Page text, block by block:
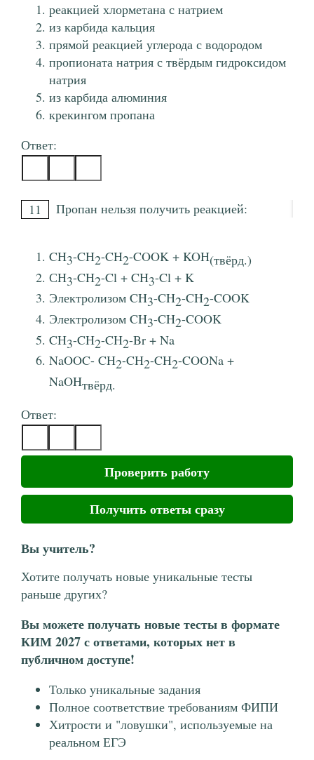
реакцией хлорметана с натрием
из карбида кальция
прямой реакцией углерода с водородом
пропионата натрия с твёрдым гидроксидом
натрия
из карбида алюминия
крекингом пропана
Ответ:
11 Пропан нельзя получить реакцией:
CH3-CH2-CH2-COOK + KOH(твёрд.)
СH3-CH2-Cl + CH3-Cl + K
Электролизом CH3-CH2-CH2-COOK
Электролизом CH3-CH2-COOK
CH3-CH2-CH2-Br + Na
NaOOC- CH2-CH2-CH2-COONa +
NaOHтвёрд.
Ответ:
Проверить работу
Получить ответы сразу
Вы учитель?
Хотите получать новые уникальные тесты
раньше других?
Вы можете получать новые тесты в формате
КИМ 2027 с ответами, которых нет в
публичном доступе!
Только уникальные задания
Полное соответствие требованиям ФИПИ
Хитрости и "ловушки", используемые на
реальном ЕГЭ